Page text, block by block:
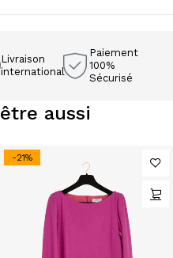
Livraison
international
Paiement
100%
Sécurisé
aussi
-21%